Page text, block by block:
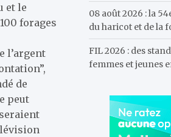
et le
forages
l’argent
de
peut
08 août 2026 : la
du haricot et de la
FIL 2026 : des
femmes et jeunes